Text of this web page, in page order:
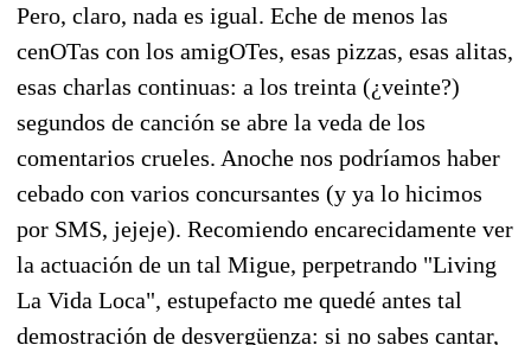
Pero, claro, nada es igual. Eche de menos las
cenOTas con los amigOTes, esas pizzas, esas alitas,
esas charlas continuas: a los treinta (¿veinte?)
segundos de canción se abre la veda de los
comentarios crueles. Anoche nos podríamos haber
cebado con varios concursantes (y ya lo hicimos
por SMS, jejeje). Recomiendo encarecidamente ver
la actuación de un tal Migue, perpetrando "Living
La Vida Loca", estupefacto me quedé antes tal
demostración de desvergüenza: si no sabes cantar,